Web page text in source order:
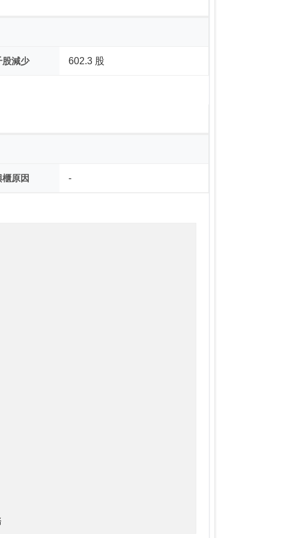
股減少 602.3 股
櫃原因 -